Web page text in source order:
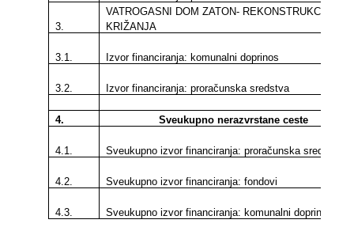
3.
VATROGASNI DOM ZATON- REKONSTRUKCIJA
KRIŽANJA
3.1. Izvor financiranja: komunalni doprinos
3.2. Izvor financiranja: proračunska sredstva
4. Sveukupno nerazvrstane ceste
4.1. Sveukupno izvor financiranja: proračunska sredstva
4.2. Sveukupno izvor financiranja: fondovi
4.3. Sveukupno izvor financiranja: komunalni doprinosi